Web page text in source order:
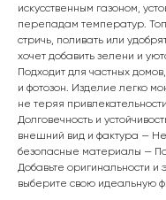
искусственным газоном,
перепадам температур.
стричь, поливать или
хочет добавить зелени и
Подходит для частных
и фотозон. Изделие легко
не теряя
Долговечность и
внешний вид и фактура —
безопасные материалы —
Добавьте оригинальности и
выберите свою идеальную